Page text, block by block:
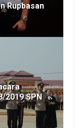
Rupbasan
2019 SPN